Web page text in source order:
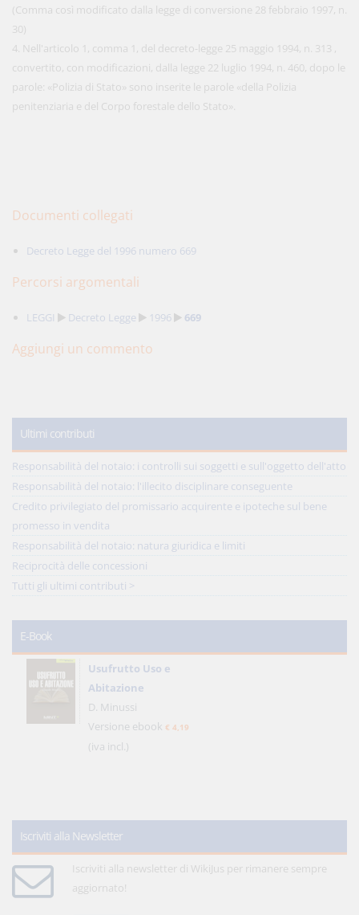
(Comma così modificato dalla legge di conversione 28 febbraio 1997, n.
30)
4. Nell'articolo 1, comma 1, del decreto-legge 25 maggio 1994, n. 313 ,
convertito, con modificazioni, dalla legge 22 luglio 1994, n. 460, dopo le
parole: «Polizia di Stato» sono inserite le parole «della Polizia
penitenziaria e del Corpo forestale dello Stato».
Documenti collegati
Decreto Legge del 1996 numero 669
Percorsi argomentali
LEGGI Decreto Legge 1996 669
Aggiungi un commento
Ultimi contributi
Responsabilità del notaio: i controlli sui soggetti e sull'oggetto dell'atto
Responsabilità del notaio: l'illecito disciplinare conseguente
Credito privilegiato del promissario acquirente e ipoteche sul bene
promesso in vendita
Responsabilità del notaio: natura giuridica e limiti
Reciprocità delle concessioni
Tutti gli ultimi contributi >
E-Book
Usufrutto Uso e
Abitazione
D. Minussi
Versione ebook € 4,19
(iva incl.)
Iscriviti alla Newsletter
Iscriviti alla newsletter di WikiJus per rimanere sempre
aggiornato!